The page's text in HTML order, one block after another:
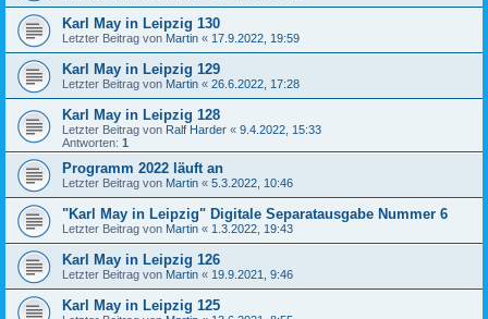
Karl May in Leipzig 130
Letzter Beitrag von Martin « 17.9.2022, 19:59
Karl May in Leipzig 129
Letzter Beitrag von Martin « 26.6.2022, 17:28
Karl May in Leipzig 128
Letzter Beitrag von Ralf Harder « 9.4.2022, 15:33
Antworten: 1
Programm 2022 läuft an
Letzter Beitrag von Martin « 5.3.2022, 10:46
"Karl May in Leipzig" Digitale Separatausgabe Nummer 6
Letzter Beitrag von Martin « 1.3.2022, 19:43
Karl May in Leipzig 126
Letzter Beitrag von Martin « 19.9.2021, 9:46
Karl May in Leipzig 125